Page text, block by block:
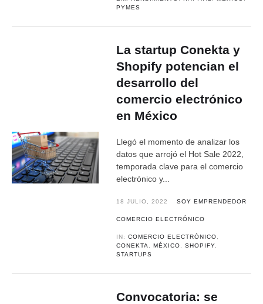
PYMES
La startup Conekta y
Shopify potencian el
desarrollo del
comercio electrónico
en México
Llegó el momento de analizar los
datos que arrojó el Hot Sale 2022,
temporada clave para el comercio
electrónico y...
18 JULIO, 2022 SOY EMPRENDEDOR
COMERCIO ELECTRÓNICO
IN:COMERCIO ELECTRÓNICO
CONEKTA
,MÉXICO ,SHOPIFY
STARTUPS
Convocatoria: se